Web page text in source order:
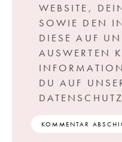
WEBSITE,
SOWIE DEN
DIESE AUF
AUSWERTEN
DU AUF